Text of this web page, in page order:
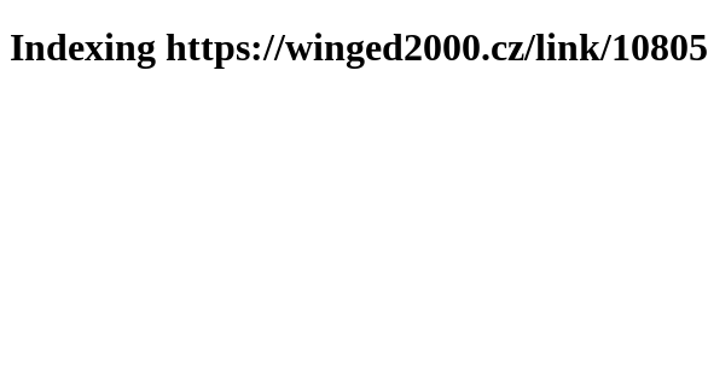
Indexing https://winged2000.cz/link/10805